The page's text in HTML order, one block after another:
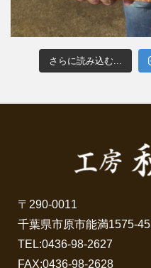
さらに読み込む...
〒290-0011
千葉県市原市能満1575-45
TEL:0436-98-2627
FAX:0436-98-2628